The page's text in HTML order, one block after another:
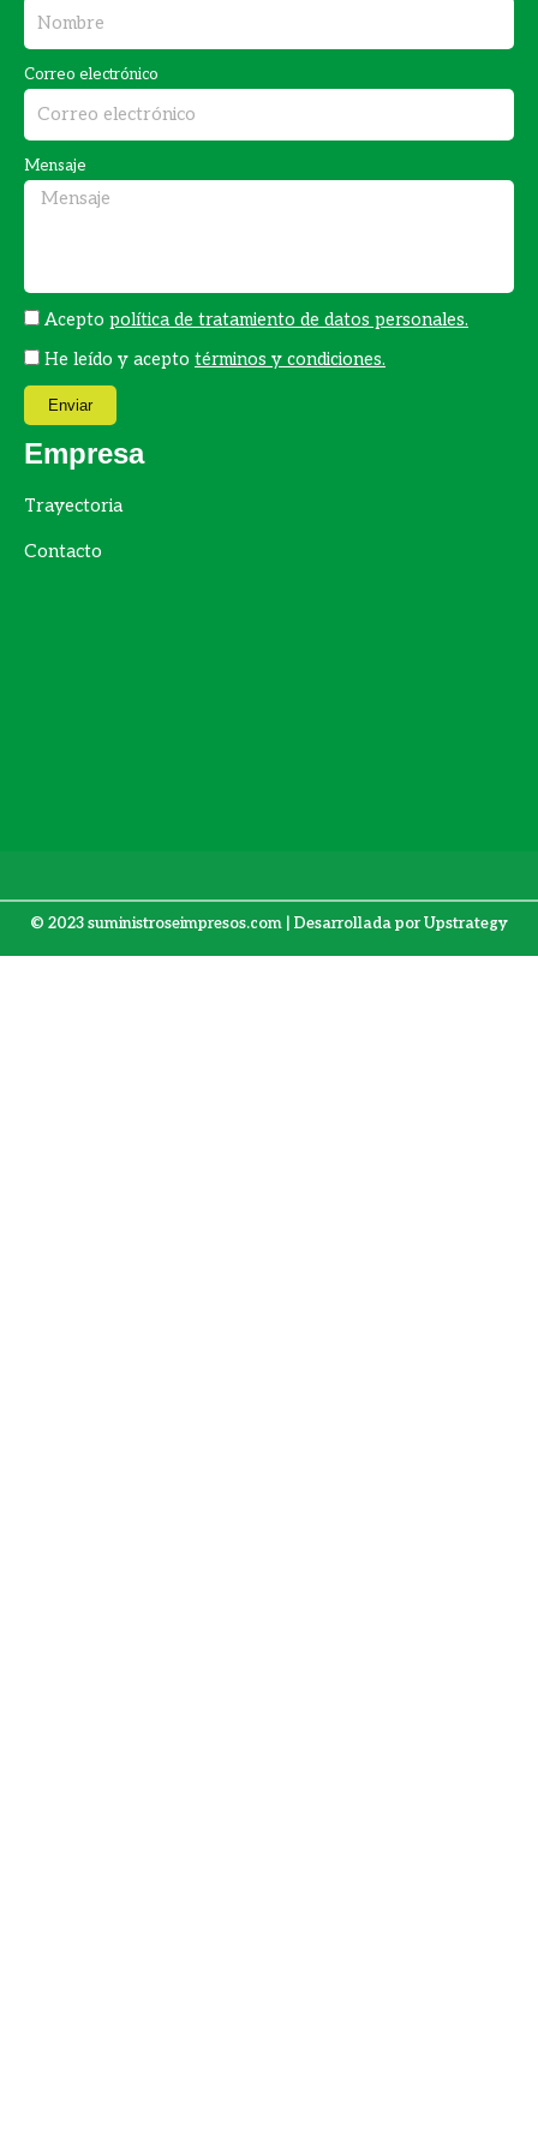
e
b
o
o
k
t
a
g
r
a
m
Correo electrónico
Mensaje
Acepto política de tratamiento de datos personales.
He leído y acepto términos y condiciones.
Enviar
Empresa
Trayectoria
Contacto
© 2023 suministroseimpresos.com | Desarrollada porUpstrategy